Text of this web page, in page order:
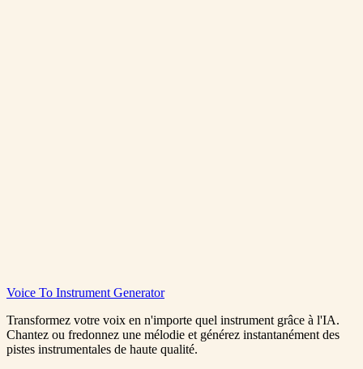
0:00/0:00
Voice To Instrument Generator
Transformez votre voix en n'importe quel instrument grâce à l'IA.
Chantez ou fredonnez une mélodie et générez instantanément des
pistes instrumentales de haute qualité.